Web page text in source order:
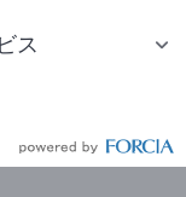
ス